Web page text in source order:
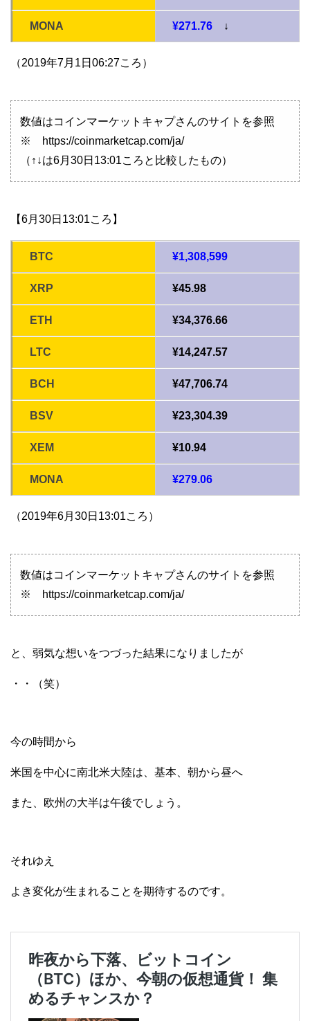
MONA ¥271.76 ↓
（2019年7月1日06:27ころ）
数値はコインマーケットキャプさんのサイトを参照
※ https://coinmarketcap.com/ja/
（↑↓は6月30日13:01ころと比較したもの）
【6月30日13:01ころ】
BTC ¥1,308,599
XRP ¥45.98
ETH ¥34,376.66
LTC ¥14,247.57
BCH ¥47,706.74
BSV ¥23,304.39
XEM ¥10.94
MONA ¥279.06
（2019年6月30日13:01ころ）
数値はコインマーケットキャプさんのサイトを参照
※ https://coinmarketcap.com/ja/
と、弱気な想いをつづった結果になりましたが
・・（笑）
今の時間から
米国を中心に南北米大陸は、基本、朝から昼へ
また、欧州の大半は午後でしょう。
それゆえ
よき変化が生まれることを期待するのです。